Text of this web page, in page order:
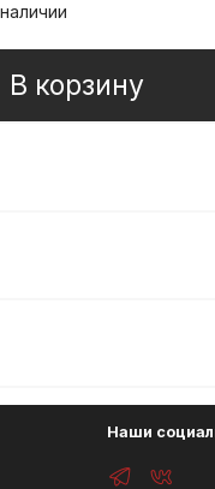
В корзину
Наши